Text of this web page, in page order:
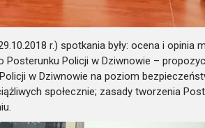
r.) spotkania były: ocena i opinia
Policji w Dziwnowie –
w Dziwnowie na poziom
społecznie; zasady tworzenia